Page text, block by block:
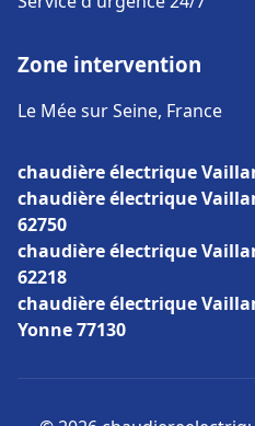
Zone intervention
Le Mée sur Seine, France
chaudière électrique
chaudière électrique
62750
chaudière électrique
62218
chaudière électrique
Yonne 77130